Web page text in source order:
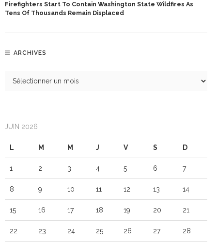
Firefighters Start To Contain Washington State Wildfires As
Tens Of Thousands Remain Displaced
ARCHIVES
JUIN 2026
L M M J V S D
1 2 3 4 5 6 7
8 9 10 11 12 13 14
15 16 17 18 19 20 21
22 23 24 25 26 27 28